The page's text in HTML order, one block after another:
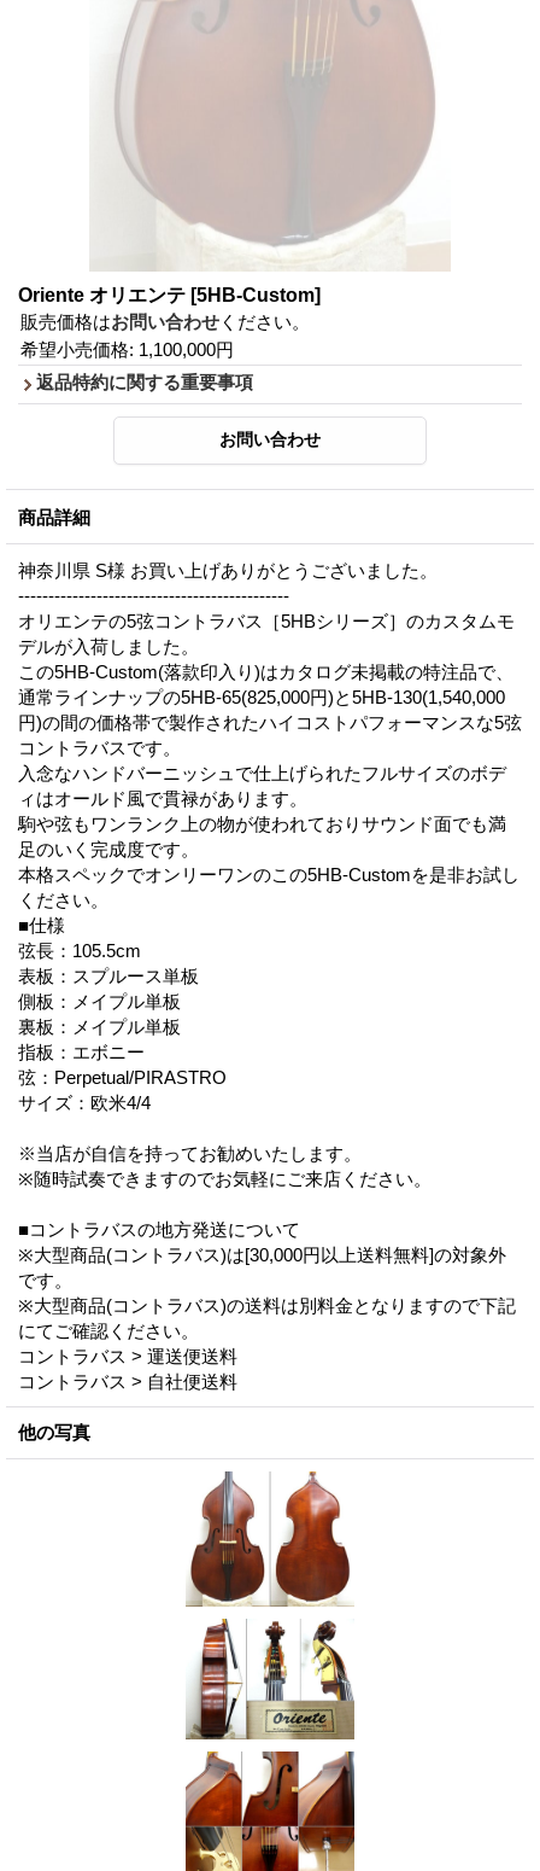
Oriente オリエンテ [5HB-Custom]
販売価格はお問い合わせ ください。
希望小売価格: 1,100,000円
返品特約に関する重要事項
商品詳細
神奈川県 S様 お買い上げありがとうございました。
---------------------------------------------
オリエンテの5弦コントラバス［5HBシリーズ］のカスタムモ
デルが入荷しました。
この5HB-Custom(落款印入り)はカタログ未掲載の特注品で、
通常ラインナップの5HB-65(825,000円)と5HB-130(1,540,000
円)の間の価格帯で製作されたハイコストパフォーマンスな5弦
コントラバスです。
入念なハンドバーニッシュで仕上げられたフルサイズのボデ
ィはオールド風で貫禄があります。
駒や弦もワンランク上の物が使われておりサウンド面でも満
足のいく完成度です。
本格スペックでオンリーワンのこの5HB-Customを是非お試し
ください。
■仕様
弦長：105.5cm
表板：スプルース単板
側板：メイプル単板
裏板：メイプル単板
指板：エボニー
弦：Perpetual/PIRASTRO
サイズ：欧米4/4
※当店が自信を持ってお勧めいたします。
※随時試奏できますのでお気軽にご来店ください。
■コントラバスの地方発送について
※大型商品(コントラバス)は[30,000円以上送料無料]の対象外
です。
※大型商品(コントラバス)の送料は別料金となりますので下記
にてご確認ください。
コントラバス > 運送便送料
コントラバス > 自社便送料
他の写真